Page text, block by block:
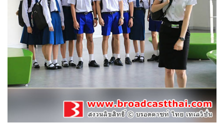
น้องใหม่ร้ายบริสุทธิ์